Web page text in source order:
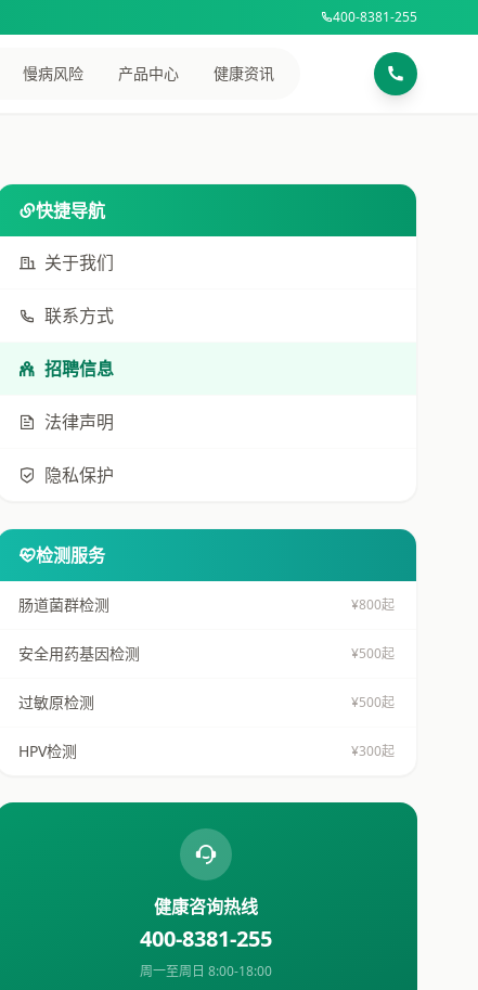
400-8381-255
慢病风险 产品中心 健康资讯
快捷导航
关于我们
联系方式
招聘信息
法律声明
隐私保护
检测服务
肠道菌群检测 ¥800起
安全用药基因检测 ¥500起
过敏原检测 ¥500起
HPV检测 ¥300起
健康咨询热线
400-8381-255
周一至周日 8:00-18:00